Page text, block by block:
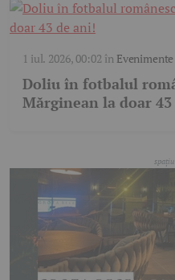
1 iul. 2026, 00:02 în Evenimente
Doliu în fotbalul
Mărginean la doar